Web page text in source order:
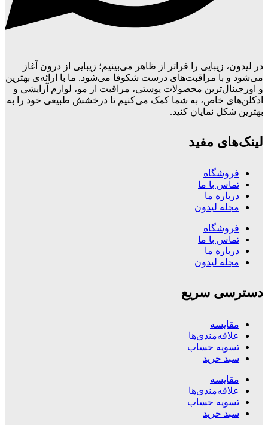
در لیدون، زیبایی را فراتر از ظاهر می‌بینیم؛ زیبایی از درون آغاز
می‌شود و با مراقبت‌های درست شکوفا می‌شود. ما با ارائه‌ی بهترین
و اورجینال‌ترین محصولات پوستی، مراقبت از مو، لوازم آرایشی و
ادکلن‌های خاص، به شما کمک می‌کنیم تا درخشش طبیعی خود را به
بهترین شکل نمایان کنید.
لینک‌های مفید
فروشگاه
تماس با ما
درباره ما
مجله لیدون
فروشگاه
تماس با ما
درباره ما
مجله لیدون
دسترسی سریع
مقایسه
علاقه‌مندی‌ها
تسویه حساب
سبد خرید
مقایسه
علاقه‌مندی‌ها
تسویه حساب
سبد خرید